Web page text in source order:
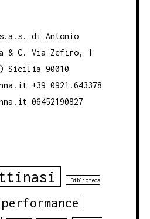
di Antonio
& C. Via Zefiro, 1
Sicilia 90010
+39 0921.643378
06452190827
Biblioteca